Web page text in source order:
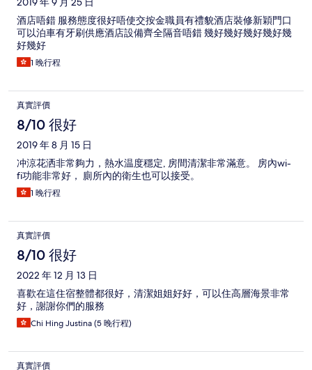
酒店唔錯 服務態度很好唔使交按金職員有禮貌酒店裝修新穎門口
可以泊車有牙刷供應酒店設備齊全隔音唔錯 幾好幾好幾好幾好幾
好幾好
1 晚行程
真實評價
8/10 很好
2019 年 8 月 15 日
冲涼花洒非常夠力，熱水温度穩定, 房間清潔非常滿意。 房內wi-
fi功能非常好， 廁所內的衛生也可以接受。
1 晚行程
真實評價
8/10 很好
2022 年 12 月 13 日
喜歡在這住宿整體都很好，清潔姐姐好好，可以住高層海景非常
好，謝謝你們的服務
Chi Hing Justina (5 晚行程)
真實評價